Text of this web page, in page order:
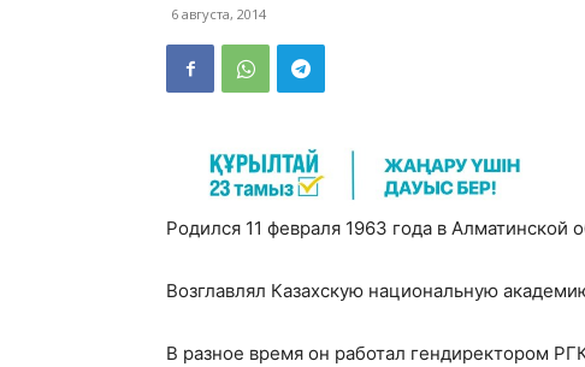
6 августа, 2014
Родился 11 февраля 1963 года в Алматинской
Возглавлял Казахскую национальную
В разное время он работал гендиректором